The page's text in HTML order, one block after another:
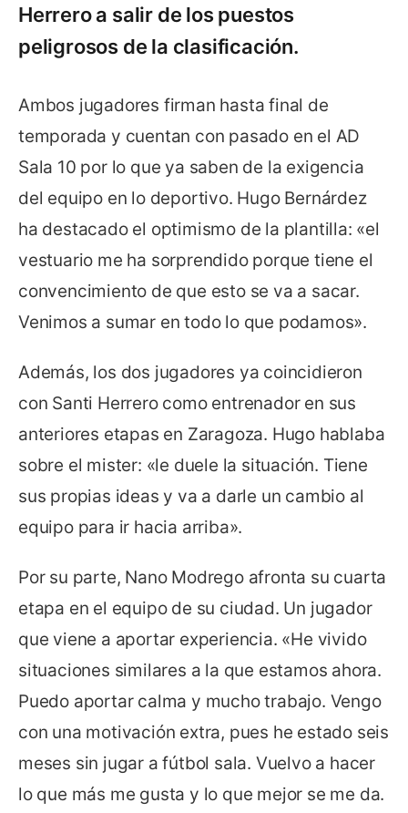
Herrero a salir de los puestos
peligrosos de la clasificación.
Ambos jugadores firman hasta final de
temporada y cuentan con pasado en el AD
Sala 10 por lo que ya saben de la exigencia
del equipo en lo deportivo. Hugo Bernárdez
ha destacado el optimismo de la plantilla: «el
vestuario me ha sorprendido porque tiene el
convencimiento de que esto se va a sacar.
Venimos a sumar en todo lo que podamos».
Además, los dos jugadores ya coincidieron
con Santi Herrero como entrenador en sus
anteriores etapas en Zaragoza. Hugo hablaba
sobre el mister: «le duele la situación. Tiene
sus propias ideas y va a darle un cambio al
equipo para ir hacia arriba».
Por su parte, Nano Modrego afronta su cuarta
etapa en el equipo de su ciudad. Un jugador
que viene a aportar experiencia. «He vivido
situaciones similares a la que estamos ahora.
Puedo aportar calma y mucho trabajo. Vengo
con una motivación extra, pues he estado seis
meses sin jugar a fútbol sala. Vuelvo a hacer
lo que más me gusta y lo que mejor se me da.